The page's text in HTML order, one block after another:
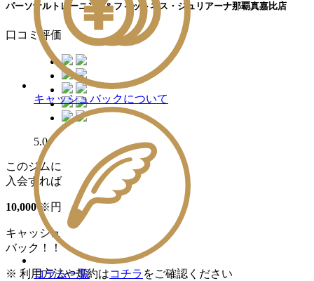
キャッシュバックについて
コラム一覧
パーソナルトレーニング&フィットネス・ジュリアーナ那覇真嘉比店
口コミ評価
5.0
このジムに
入会すれば
10,000 ※ 円
キャッシュ
バック！！
※ 利用方法や規約はコチラ をご確認ください